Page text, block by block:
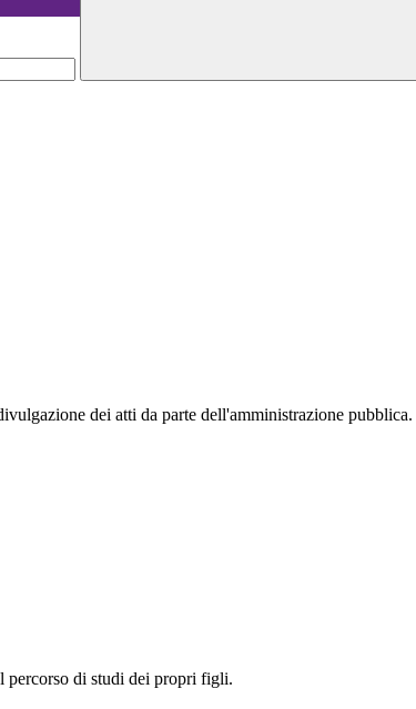
dei atti da parte dell'amministrazione pubblica.
percorso di studi dei propri figli.